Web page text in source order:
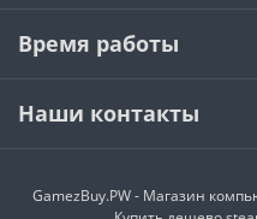
Время работы
Наши контакты
GamezBuy.PW - Магазин